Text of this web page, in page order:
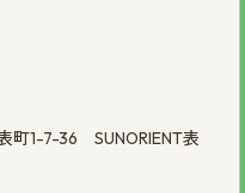
1-7-36 SUNORIENT表